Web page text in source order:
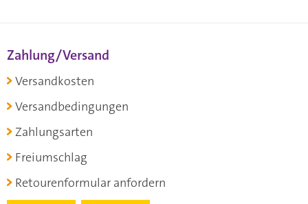
Zahlung/Versand
Versandkosten
Versandbedingungen
Zahlungsarten
Freiumschlag
Retourenformular anfordern